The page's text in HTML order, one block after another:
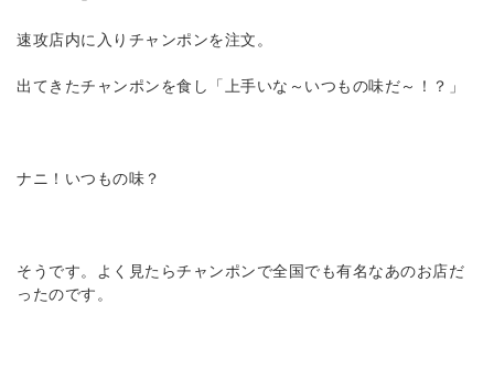
速攻店内に入りチャンポンを注文。
出てきたチャンポンを食し「上手いな～いつもの味だ～！？」
ナニ！いつもの味？
そうです。よく見たらチャンポンで全国でも有名なあのお店だ
ったのです。